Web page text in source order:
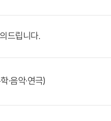
드립니다.
·음악·연극)